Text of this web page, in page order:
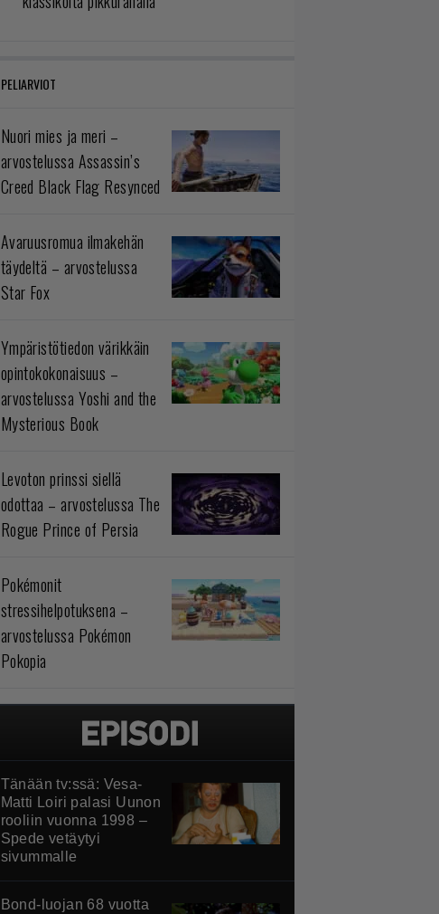
PELIARVIOT
Nuori mies ja meri –
arvostelussa Assassin’s
Creed Black Flag Resynced
Avaruusromua ilmakehän
täydeltä – arvostelussa
Star Fox
Ympäristötiedon värikkäin
opintokokonaisuus –
arvostelussa Yoshi and the
Mysterious Book
Levoton prinssi siellä
odottaa – arvostelussa The
Rogue Prince of Persia
Pokémonit
stressihelpotuksena –
arvostelussa Pokémon
Pokopia
Tänään tv:ssä: Vesa-
Matti Loiri palasi Uunon
rooliin vuonna 1998 –
Spede vetäytyi
sivummalle
Bond-luojan 68 vuotta